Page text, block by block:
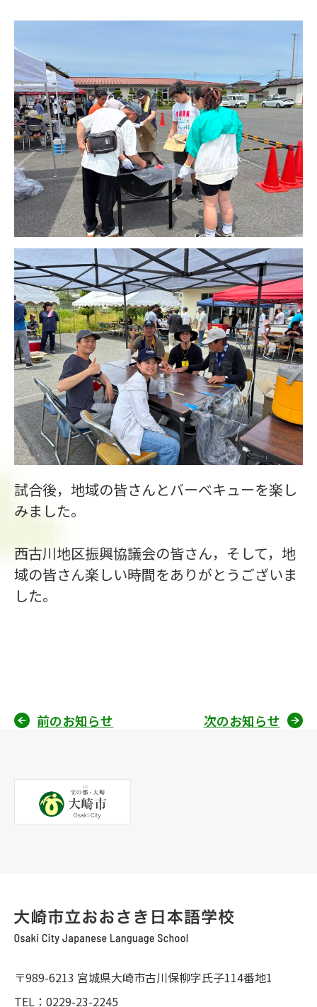
試合後，地域の皆さんとバーべキューを楽し
みました。
西古川地区振興協議会の皆さん，そして，地
域の皆さん楽しい時間をありがとうございま
した。
投
ナ
ゲ
ョ
ン
前のお知らせ 次のお知らせ
〒989-6213 宮城県大崎市古川保柳字氏子114番地1
TEL：0229-23-2245